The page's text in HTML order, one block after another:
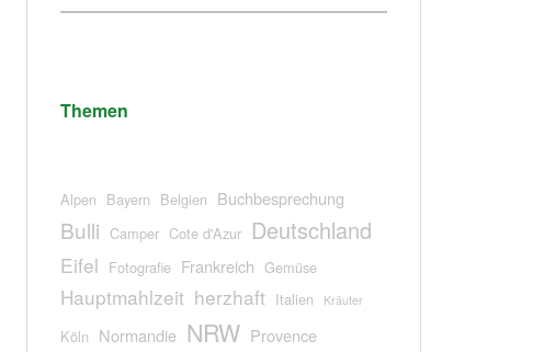
Themen
Alpen Bayern Belgien Buchbesprechung
Bulli Camper Cote d'Azur Deutschland
Eifel Fotografie Frankreich Gemüse
Hauptmahlzeit herzhaft Italien Kräuter
Köln Normandie NRW Provence